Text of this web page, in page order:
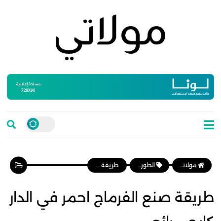
مولاتي موقع نسائي مغربي يهتم بالمرأة المغربية، وأخبار الأسرة و المجتمع الطورطات والكيك طريقة صنع الفرماج احمر في الدار كايجي رائع
طريقة صنع الفرماج احمر في الدار